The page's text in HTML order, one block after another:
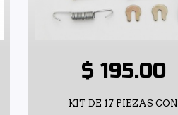
$ 195.00
KIT DE 17 PIEZAS CON